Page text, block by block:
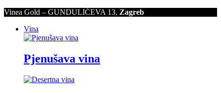
Vinea Gold – GUNDULIĆEVA 13, Zagreb
Vina
Pjenušava vina